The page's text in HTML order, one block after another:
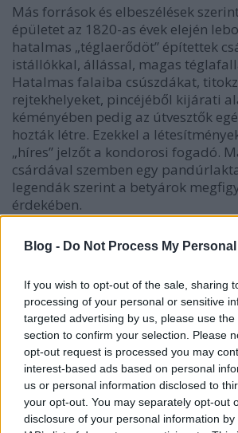
Blog - Do Not Process My
If you wish to opt-out of the sale, sharing
processing of your personal or sensitive
targeted advertising by us, please use
section to confirm your selection. Please
opt-out request is processed you may
interest-based ads based on personal
us or personal information disclosed to
your opt-out. You may separately opt-out
disclosure of your personal information
Más források és elbeszélések
épületet az 1820-as évek elején
hatalmas „téglaerődöt” építettek
istállókkal, állással, magas
Hatalmas falaiba csúszdákat,
rejtekhelyeket, pincéjéből kijárati
kéményében pedig az útvesztők
hozták létre. Ezekkel a
„híres” jelzőt a kondorosi fogadó.
csárdával szemben egy
legendák szerint a betyárok
érdekében.